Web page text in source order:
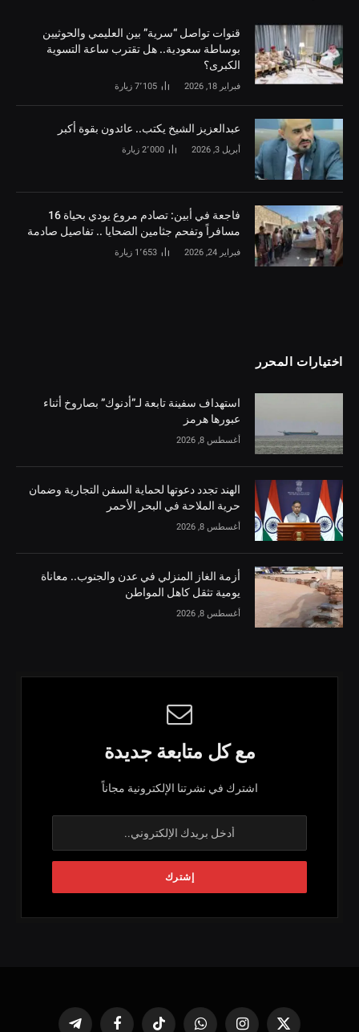
قنوات تواصل “سرية” بين العليمي والحوثيين
بوساطة سعودية.. هل تقترب ساعة التسوية
الكبرى؟
فبراير 18, 2026 7٬105 زيارة
‏عبدالعزيز الشيخ يكتب.. عائدون بقوة أكبر
أبريل 3, 2026 2٬000 زيارة
فاجعة في أبين: تصادم مروع يودي بحياة 16
مسافراً وتفحم جثامين الضحايا .. تفاصيل صادمة
فبراير 24, 2026 1٬653 زيارة
اختيارات المحرر
استهداف سفينة تابعة لـ”أدنوك” بصاروخ أثناء
عبورها هرمز
أغسطس 8, 2026
الهند تجدد دعوتها لحماية السفن التجارية وضمان
حرية الملاحة في البحر الأحمر
أغسطس 8, 2026
أزمة الغاز المنزلي في عدن والجنوب.. معاناة
يومية تثقل كاهل المواطن
أغسطس 8, 2026
مع كل متابعة جديدة
اشترك في نشرتنا الإلكترونية مجاناً